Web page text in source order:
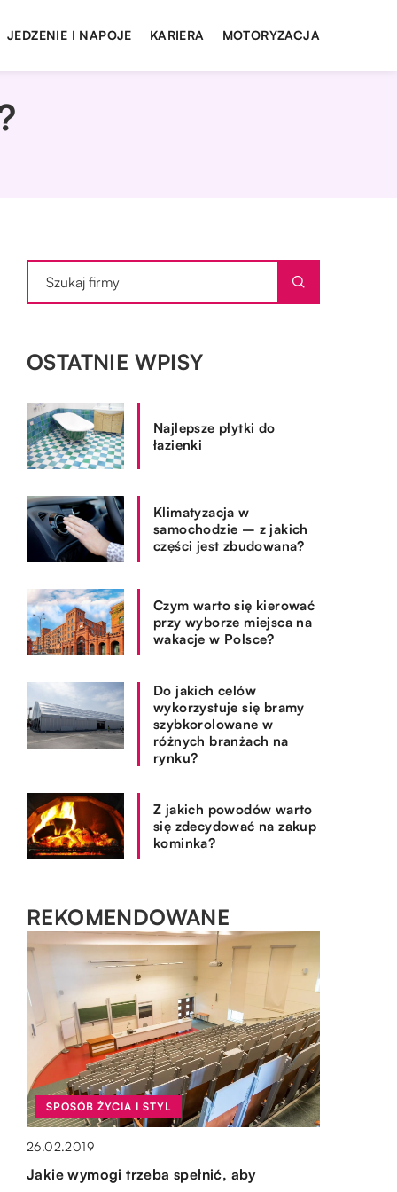
JEDZENIE I NAPOJE KARIERA MOTORYZACJA
OSTATNIE WPISY
Najlepsze płytki do
łazienki
Klimatyzacja w
samochodzie – z jakich
części jest zbudowana?
Czym warto się kierować
przy wyborze miejsca na
wakacje w Polsce?
Do jakich celów
wykorzystuje się bramy
szybkorolowane w
różnych branżach na
rynku?
Z jakich powodów warto
się zdecydować na zakup
kominka?
REKOMENDOWANE
OGRÓD I DOM
15.10.2019
SPOSÓB ŻYCIA I STYL
26.02.2019
Jakie wymogi trzeba spełnić, aby
BRANŻA BUDOWLANA
03.09.2021
Odzież robocza – na jakich stanowiskach
SPOSÓB ŻYCIA I STYL
23.12.2022
Metamorfoza ze stylistką – dla kogo